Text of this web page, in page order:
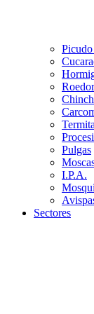
Pulgas
I.P.A.
Sectores